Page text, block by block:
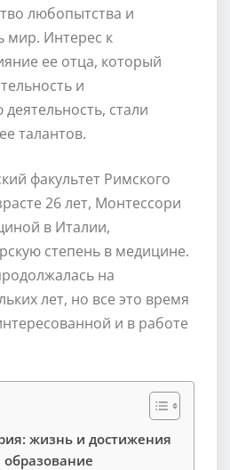
любопытства и
мир. Интерес к
ее отца, который
и
стали
талантов.
факультет Римского
26 лет, Монтессори
в Италии,
степень в медицине.
на
лет, но все это время
и в работе
жизнь и достижения